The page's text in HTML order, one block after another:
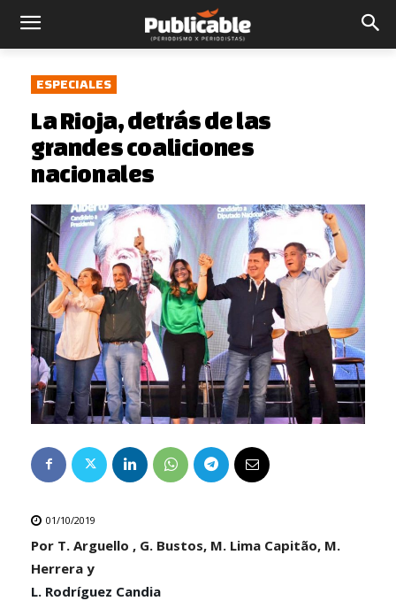
ESPECIALES
La Rioja, detrás de las
grandes coaliciones
nacionales
01/10/2019
Por T. Arguello , G. Bustos, M. Lima Capitão, M.
Herrera y
L. Rodríguez Candia